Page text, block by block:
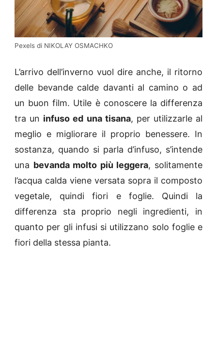
Pexels di NIKOLAY OSMACHKO
L’arrivo dell’inverno vuol dire anche, il ritorno
delle bevande calde davanti al camino o ad
un buon film. Utile è conoscere la differenza
tra un infuso ed una tisana, per utilizzarle al
meglio e migliorare il proprio benessere. In
sostanza, quando si parla d’infuso, s’intende
una bevanda molto più leggera, solitamente
l’acqua calda viene versata sopra il composto
vegetale, quindi fiori e foglie. Quindi la
differenza sta proprio negli ingredienti, in
quanto per gli infusi si utilizzano solo foglie e
fiori della stessa pianta.